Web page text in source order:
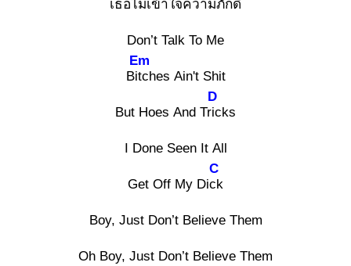
เธอไม่เข้าใจความภักดี
Don’t Talk To Me
Bitc
Em
hes Ain't Shit
But Hoes And Tric
D
ks
I Done Seen It All
Get Off My Dick
C
Boy, Just Don’t Believe Them
Oh Boy, Just Don’t Believe Them